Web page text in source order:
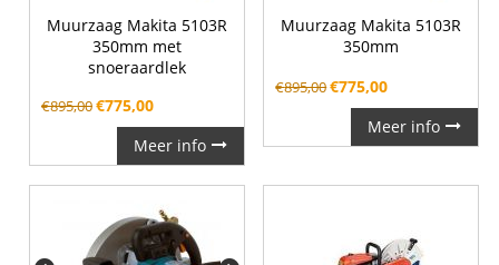
Muurzaag Makita 5103R
350mm met
snoeraardlek
€895,00€775,00
Meer info
Muurzaag Makita 5103R
350mm
€895,00€775,00
Meer info